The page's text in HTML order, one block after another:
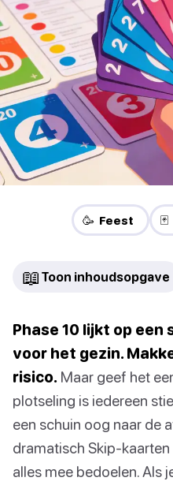
🥳 Feest
📖 Toon inhoudsopgave
Phase 10 lijkt op
voor het gezin.
risico. Maar geef het
plotseling is iedereen
een schuin oog naar de
dramatisch Skip-
alles mee bedoelen. Als